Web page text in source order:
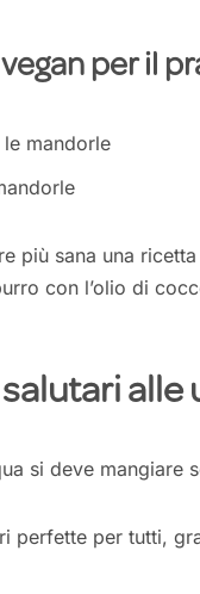
per il
mandorle
più sana una
con l’olio di
si deve mangiare
perfette per tutti,